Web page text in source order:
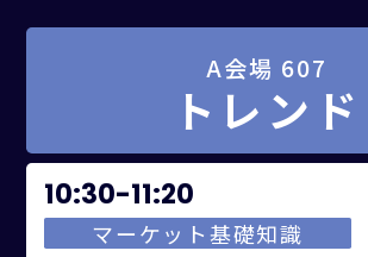
A会場 607
トレンド
10:30-11:20
マーケット基礎知識